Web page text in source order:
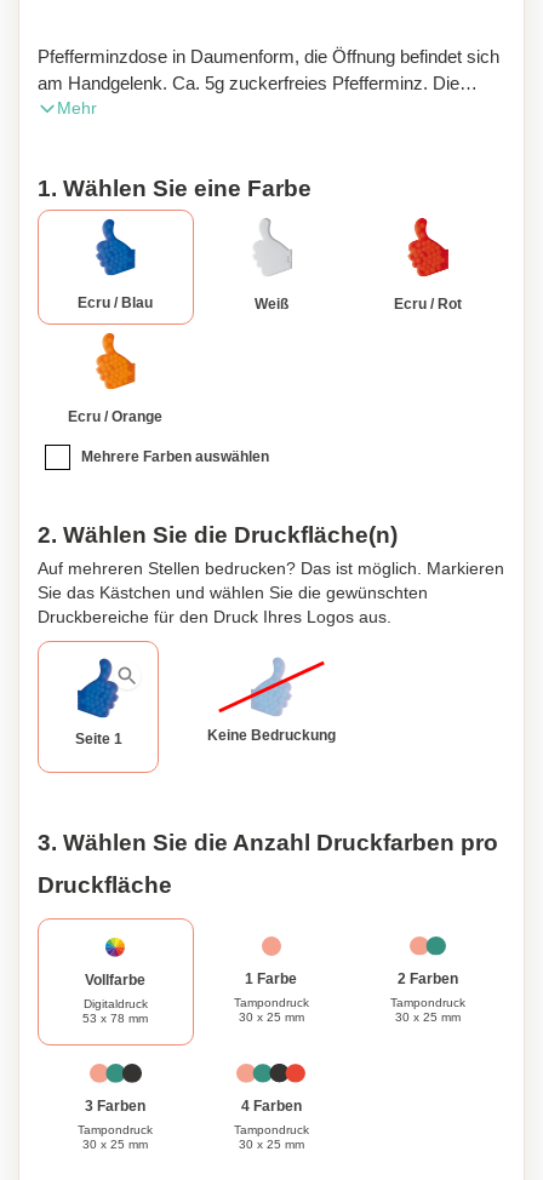
Pfefferminzdose in Daumenform, die Öffnung befindet sich
am Handgelenk. Ca. 5g zuckerfreies Pfefferminz. Die
Oberfläche ist für einen vollfarbigen Digitaldruck geeignet.
Mehr
1. Wählen Sie eine Farbe
Ecru / Blau Weiß Ecru / Rot
Ecru / Orange
Mehrere Farben auswählen
2. Wählen Sie die Druckfläche(n)
Auf mehreren Stellen bedrucken? Das ist möglich. Markieren
Sie das Kästchen und wählen Sie die gewünschten
Druckbereiche für den Druck Ihres Logos aus.
Seite 1 Keine Bedruckung
3. Wählen Sie die Anzahl Druckfarben pro
Druckfläche
Vollfarbe
Digitaldruck
53 x 78 mm
1 Farbe
Tampondruck
30 x 25 mm
2 Farben
Tampondruck
30 x 25 mm
3 Farben
Tampondruck
30 x 25 mm
4 Farben
Tampondruck
30 x 25 mm